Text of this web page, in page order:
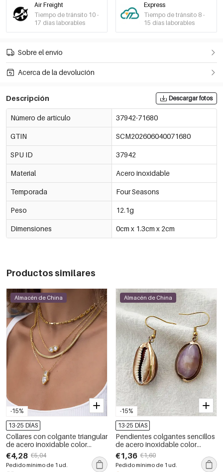
Air Freight
Tiempo de tránsito 10 -
17 días laborables
Express
Tiempo de tránsito 8 -
15 días laborables
Sobre el envío
Acerca de la devolución
Descripción Descargar fotos
Número de artículo 37942-71680
GTIN SCM202606040071680
SPU ID 37942
Material Acero inoxidable
Temporada Four Seasons
Peso 12.1g
Dimensiones 0cm x 1.3cm x 2cm
Productos similares
-15%
Almacén de China
13-25 DÍAS
Collares con colgante triangular
de acero inoxidable color
dorado, elegante forma
irregular, de la serie clásica.
€4,28 €5,04
Pedido mínimo de 1 ud.
-15%
Almacén de China
13-25 DÍAS
Pendientes colgantes sencillos
de acero inoxidable color
dorado para mujer.
€1,36 €1,60
Pedido mínimo de 1 ud.